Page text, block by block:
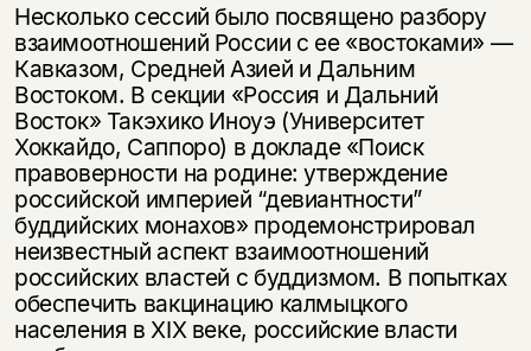
Несколько сессий было посвящено разбору
взаимоотношений России с ее «востоками» —
Кавказом, Средней Азией и Дальним
Востоком. В секции «Россия и Дальний
Восток» Такэхико Иноуэ (Университет
Хоккайдо, Саппоро) в докладе «Поиск
правоверности на родине: утверждение
российской империей “девиантности”
буддийских монахов» продемонстрировал
неизвестный аспект взаимоотношений
российских властей с буддизмом. В попытках
обеспечить вакцинацию калмыцкого
населения в XIX веке, российские власти